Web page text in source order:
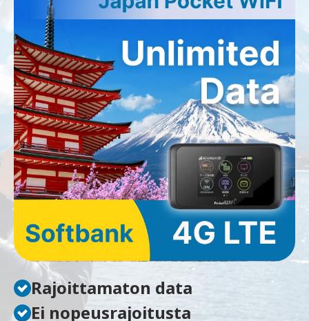
Rajoittamaton data
Ei nopeusrajoitusta